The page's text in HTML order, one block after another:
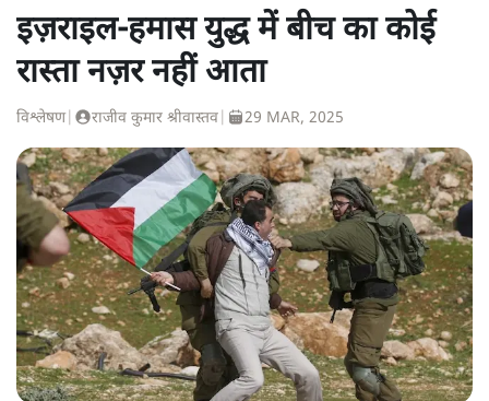
इज़राइल-हमास युद्ध में बीच का कोई
रास्ता नज़र नहीं आता
विश्लेषण| राजीव कुमार श्रीवास्तव 29 MAR, 2025